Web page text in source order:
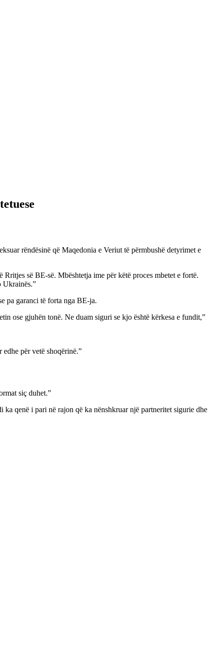
rëndësinë që Maqedonia e Veriut të përmbushë detyrimet e
së BE-së. Mbështetja ime për këtë proces mbetet e fortë.
Ukrainës.”
pa garanci të forta nga BE-ja.
ose gjuhën tonë. Ne duam siguri se kjo është kërkesa e fundit,”
për vetë shoqërinë.”
siç duhet.”
qenë i pari në rajon që ka nënshkruar një partneritet sigurie dhe